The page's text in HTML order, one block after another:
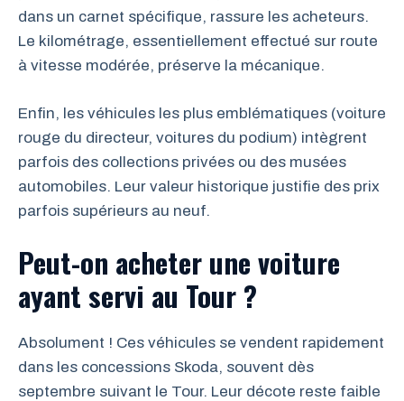
dans un carnet spécifique, rassure les acheteurs.
Le kilométrage, essentiellement effectué sur route
à vitesse modérée, préserve la mécanique.
Enfin, les véhicules les plus emblématiques (voiture
rouge du directeur, voitures du podium) intègrent
parfois des collections privées ou des musées
automobiles. Leur valeur historique justifie des prix
parfois supérieurs au neuf.
Peut-on acheter une voiture
ayant servi au Tour ?
Absolument ! Ces véhicules se vendent rapidement
dans les concessions Skoda, souvent dès
septembre suivant le Tour. Leur décote reste faible